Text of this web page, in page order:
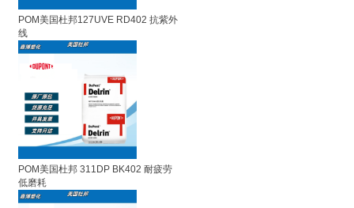
POM美国杜邦127UVE RD402 抗紫外
线
POM美国杜邦 311DP BK402 耐疲劳
低磨耗